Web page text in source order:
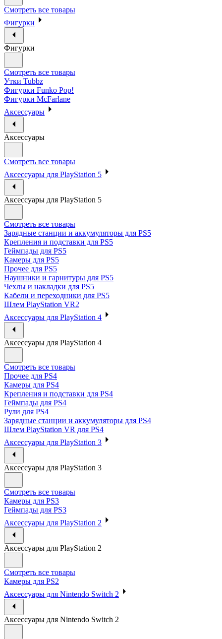
Смотреть все товары
Фигурки
Фигурки
Смотреть все товары
Утки Tubbz
Фигурки Funko Pop!
Фигурки McFarlane
Аксессуары
Аксессуары
Смотреть все товары
Аксессуары для PlayStation 5
Аксессуары для PlayStation 5
Смотреть все товары
Зарядные станции и аккумуляторы для PS5
Крепления и подставки для PS5
Геймпады для PS5
Камеры для PS5
Прочее для PS5
Наушники и гарнитуры для PS5
Чехлы и накладки для PS5
Кабели и переходники для PS5
Шлем PlayStation VR2
Аксессуары для PlayStation 4
Аксессуары для PlayStation 4
Смотреть все товары
Прочее для PS4
Камеры для PS4
Крепления и подставки для PS4
Геймпады для PS4
Рули для PS4
Зарядные станции и аккумуляторы для PS4
Шлем PlayStation VR для PS4
Аксессуары для PlayStation 3
Аксессуары для PlayStation 3
Смотреть все товары
Камеры для PS3
Геймпады для PS3
Аксессуары для PlayStation 2
Аксессуары для PlayStation 2
Смотреть все товары
Камеры для PS2
Аксессуары для Nintendo Switch 2
Аксессуары для Nintendo Switch 2